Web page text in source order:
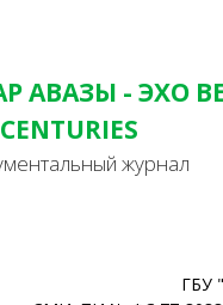
АВАЗЫ - ЭХО
журнал
ГБУ